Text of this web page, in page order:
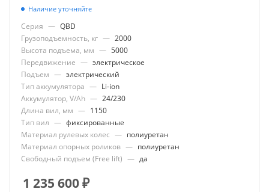
Наличие уточняйте
Серия — QBD
Грузоподъемность, кг — 2000
Высота подъема, мм — 5000
Передвижение — электрическое
Подъем — электрический
Тип аккумулятора — Li-ion
Аккумулятор, V/Ah — 24/230
Длина вил, мм — 1150
Тип вил — фиксированные
Материал рулевых колес — полиуретан
Материал опорных роликов — полиуретан
Свободный подъем (Free lift) — да
1 235 600₽